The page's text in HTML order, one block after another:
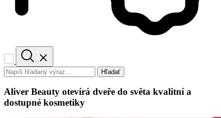
Hľadať
Aliver Beauty otevírá dveře do světa kvalitní a
dostupné kosmetiky